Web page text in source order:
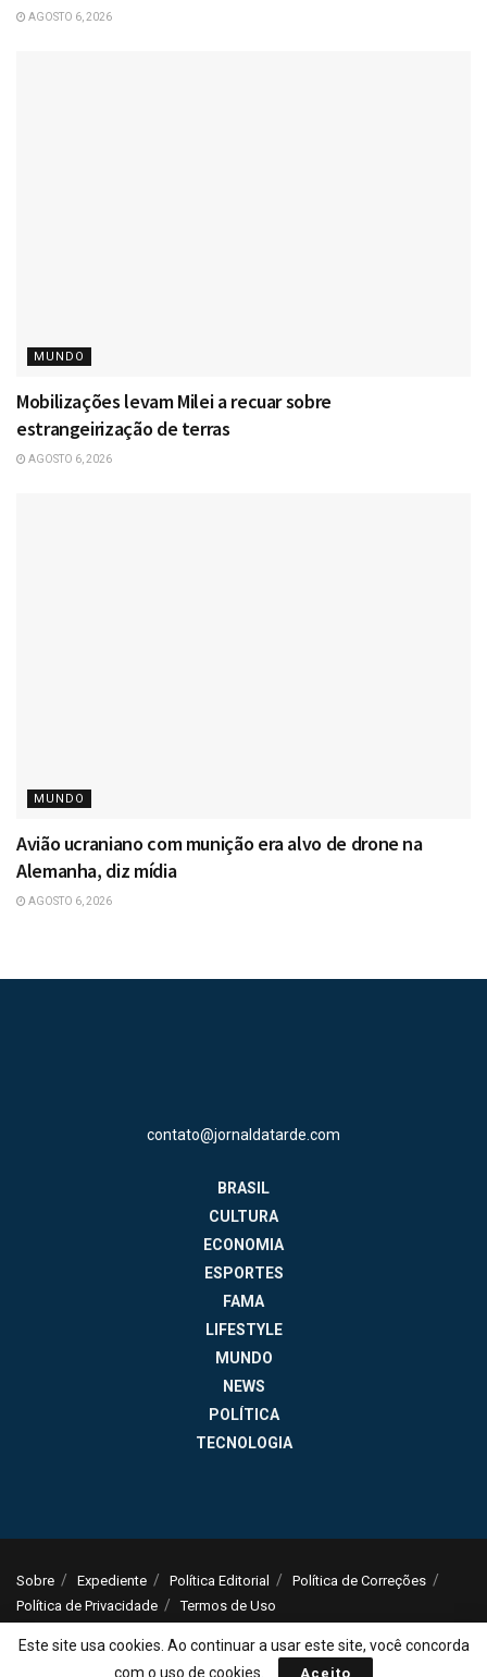
AGOSTO 6, 2026
MUNDO
Mobilizações levam Milei a recuar sobre
estrangeirização de terras
AGOSTO 6, 2026
MUNDO
Avião ucraniano com munição era alvo de drone na
Alemanha, diz mídia
AGOSTO 6, 2026
contato@jornaldatarde.com
BRASIL
CULTURA
ECONOMIA
ESPORTES
FAMA
LIFESTYLE
MUNDO
NEWS
POLÍTICA
TECNOLOGIA
Sobre Expediente Política Editorial
Política de Correções
Política de Privacidade
Termos de Uso
© 2025 Jornal da Tarde
- Notícias do Brasil e do mundo - ISSN: 1516-294X -
Este site usa cookies. Ao continuar a usar este site, você concorda
com o uso de cookies.
Aceito